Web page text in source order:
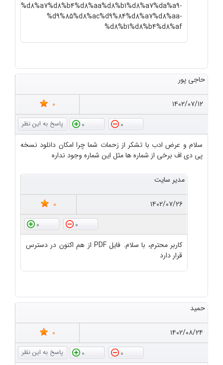
%d8%a7%d8%b4%d8%aa%d8%b1%d8%a7%da%a9-
%d9%85%d8%ac%d9%84%d8%a7%d8%aa-
%d8%b1%d8%b4%d8%af
حاجی پور
۱۴۰۲/۰۷/۱۲
0
0
0
سلام و عرض ادب با تشکر از زحمات شما چرا امکان دانلود نسخه
پی دی اف برخی از شماره ها مثل این شماره وجود نداره
مدیر سایت
۱۴۰۲/۰۷/۲۶
0
0
0
کاربر محترم، با سلام. فایل PDF از هم اکنون در دسترس
قرار دارد
حمید
۱۴۰۲/۰۸/۲۴
0
0
0